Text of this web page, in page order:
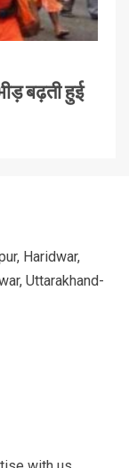
बढ़ती हुई
Haridwar,
Uttarakhand-